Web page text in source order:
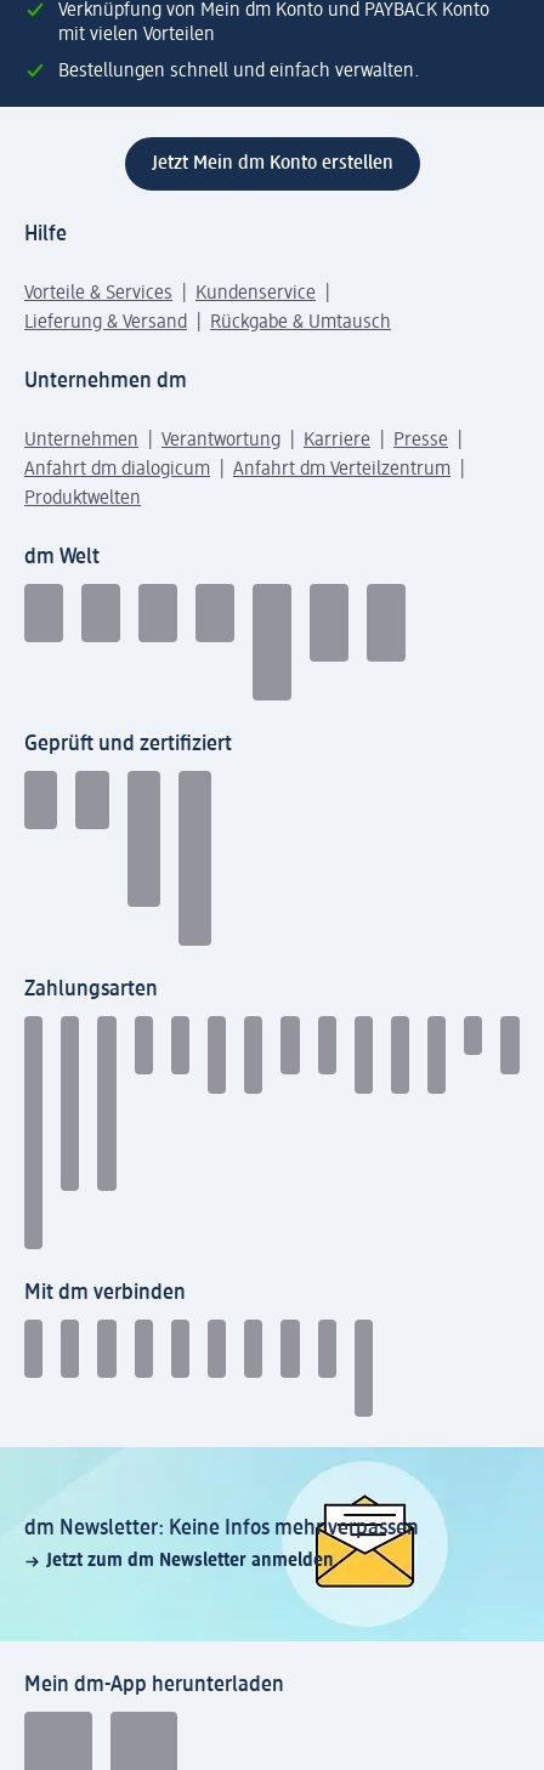
Verknüpfung von Mein dm Konto und PAYBACK Konto
mit vielen Vorteilen
Bestellungen schnell und einfach verwalten.
Jetzt Mein dm Konto erstellen
Hilfe
Vorteile & Services
Kundenservice
Lieferung & Versand
Rückgabe & Umtausch
Unternehmen dm
Unternehmen Verantwortung Karriere
Presse
Anfahrt dm dialogicum
Anfahrt dm Verteilzentrum
Produktwelten
dm Welt
Geprüft und zertifiziert
Zahlungsarten
Mit dm verbinden
dm Newsletter: Keine Infos mehr verpassen
Jetzt zum dm Newsletter anmelden
Mein dm-App herunterladen